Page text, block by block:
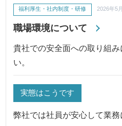
職場環境について
福利厚生・社内制度・研修 2026年5
貴社での安全面への取り組
い。
実態はこうです
弊社では社員が安心して業